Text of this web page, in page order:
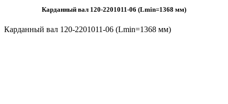
Карданный вал 120-2201011-06 (Lmin=1368 мм)
Карданный вал 120-2201011-06 (Lmin=1368 мм)